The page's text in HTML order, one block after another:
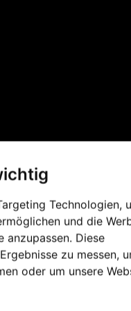
Technologien,
und die
anzupassen. Diese
zu messen,
oder um unsere